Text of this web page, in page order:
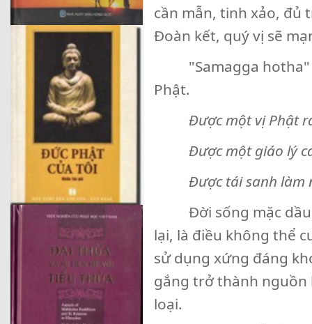
cần mẫn, tinh xảo, đủ
Đoàn kết, quý vị sẽ
"Samagga hotha" -
Phật.
Được một vị Phật
Được một giáo lý
Được tái sanh làm
Đời sống mặc dầu
lại, là điều không thể
sử dụng xứng đáng
gắng trở thành nguồn
loại.